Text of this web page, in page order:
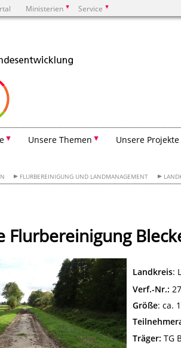
Ministerien Service
Unsere Themen Unsere Projekte
FLURBEREINIGUNG UND LANDMANAGEMENT
Flurbereinigung
Landkreis:
Verf.-Nr.:
Größe: ca.
Träger: TG